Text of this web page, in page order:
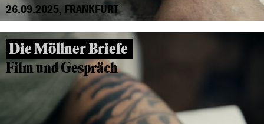
26.09.2025, FRANKFURT
Die Möllner Briefe
Film und Gespräch